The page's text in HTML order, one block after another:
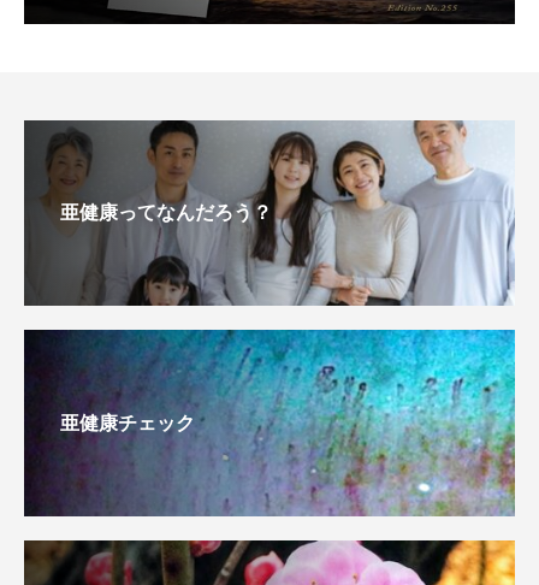
亜健康ってなんだろう？
亜健康チェック